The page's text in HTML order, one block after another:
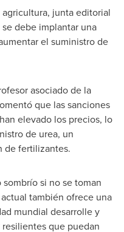
junta editorial
debe implantar una
el suministro de
asociado de la
que las sanciones
elevado los precios, lo
de urea, un
de fertilizantes.
si no se toman
también ofrece una
mundial desarrolle y
que puedan